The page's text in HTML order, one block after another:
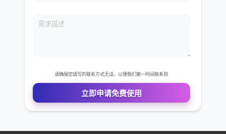
您的姓名